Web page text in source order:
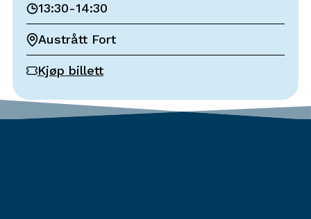
13:30-14:30
Austrått Fort
Kjøp billett